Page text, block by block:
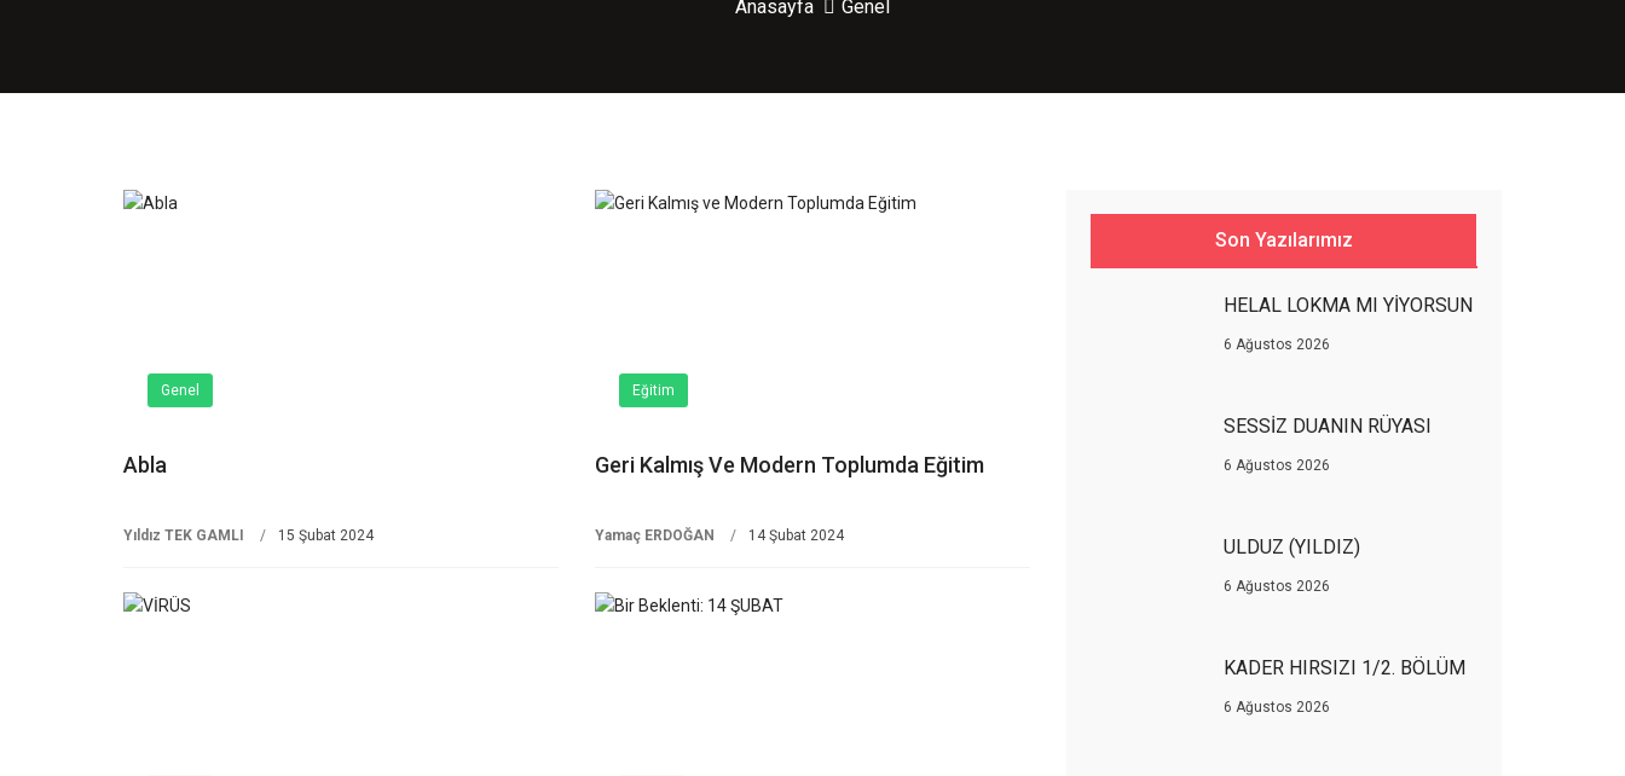
Anasayfa Genel
Genel
Abla
Yıldız TEK GAMLI 15 Şubat 2024
Eğitim
Geri Kalmış Ve Modern Toplumda Eğitim
Yamaç ERDOĞAN 14 Şubat 2024
Son Yazılarımız
HELAL LOKMA MI YİYORSUN
6 Ağustos 2026
SESSİZ DUANIN RÜYASI
6 Ağustos 2026
ULDUZ (YILDIZ)
6 Ağustos 2026
KADER HIRSIZI 1/2. BÖLÜM
6 Ağustos 2026